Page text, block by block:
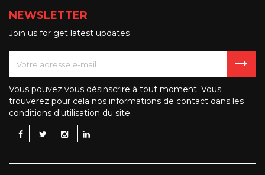
NEWSLETTER
Join us for get latest updates
Vous pouvez vous désinscrire à tout moment. Vous
trouverez pour cela nos informations de contact dans les
conditions d'utilisation du site.